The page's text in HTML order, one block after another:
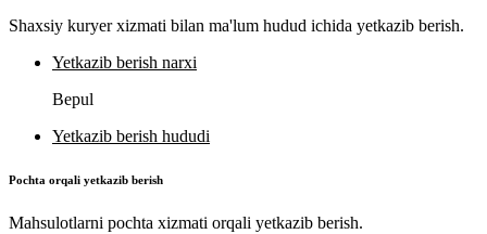
Shaxsiy kuryer xizmati bilan ma'lum hudud ichida yetkazib berish.
Yetkazib berish narxi
Bepul
Yetkazib berish hududi
Pochta orqali yetkazib berish
Mahsulotlarni pochta xizmati orqali yetkazib berish.